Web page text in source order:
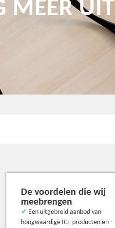
MEER UIT
De voordelen die wij
meebrengen
✓ Een uitgebreid aanbod van
hoogwaardige ICT-producten en -